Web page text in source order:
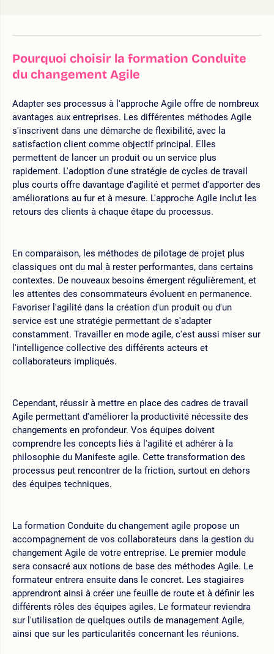
Pourquoi choisir la formation Conduite
du changement Agile
Adapter ses processus à l'approche Agile offre de nombreux
avantages aux entreprises. Les différentes méthodes Agile
s'inscrivent dans une démarche de flexibilité, avec la
satisfaction client comme objectif principal. Elles
permettent de lancer un produit ou un service plus
rapidement. L'adoption d'une stratégie de cycles de travail
plus courts offre davantage d'agilité et permet d'apporter des
améliorations au fur et à mesure. L'approche Agile inclut les
retours des clients à chaque étape du processus.
En comparaison, les méthodes de pilotage de projet plus
classiques ont du mal à rester performantes, dans certains
contextes. De nouveaux besoins émergent régulièrement, et
les attentes des consommateurs évoluent en permanence.
Favoriser l'agilité dans la création d'un produit ou d'un
service est une stratégie permettant de s'adapter
constamment. Travailler en mode agile, c'est aussi miser sur
l'intelligence collective des différents acteurs et
collaborateurs impliqués.
Cependant, réussir à mettre en place des cadres de travail
Agile permettant d'améliorer la productivité nécessite des
changements en profondeur. Vos équipes doivent
comprendre les concepts liés à l'agilité et adhérer à la
philosophie du Manifeste agile. Cette transformation des
processus peut rencontrer de la friction, surtout en dehors
des équipes techniques.
La formation Conduite du changement agile propose un
accompagnement de vos collaborateurs dans la gestion du
changement Agile de votre entreprise. Le premier module
sera consacré aux notions de base des méthodes Agile. Le
formateur entrera ensuite dans le concret. Les stagiaires
apprendront ainsi à créer une feuille de route et à définir les
différents rôles des équipes agiles. Le formateur reviendra
sur l'utilisation de quelques outils de management Agile,
ainsi que sur les particularités concernant les réunions.